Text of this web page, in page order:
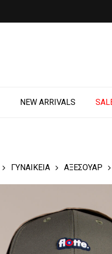
Hit enter to
NEW ARRIVALS
ΓΥΝΑΙΚΕΙΑ ΑΞΕΣΟΥΑΡ